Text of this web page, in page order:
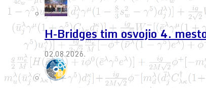
H-Bridges tim osvojio 4.
02.08.2026.